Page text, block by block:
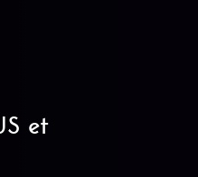
et